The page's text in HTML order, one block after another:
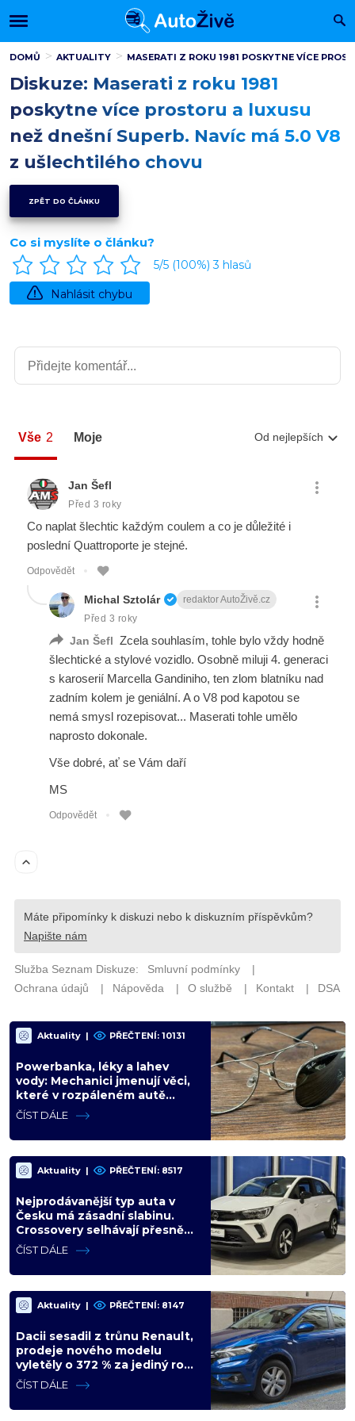
DOMŮ AKTUALITY MASERATI Z ROKU 1981 POSKYTNE VÍCE
Diskuze: Maserati z roku 1981
poskytne více prostoru a luxusu
než dnešní Superb. Navíc má 5.0 V8
z ušlechtilého chovu
ZPĚT DO ČLÁNKU
Co si myslíte o článku?
5/5 (100%)3 hlasů
Nahlásit chybu
Aktuality | PŘEČTENÍ: 10131
Powerbanka, léky a lahev
vody: Mechanici jmenují věci,
které v rozpáleném autě
nemají co dělat. Hrozí i požár
ČÍST DÁLE
Aktuality | PŘEČTENÍ: 8517
Nejprodávanější typ auta v
Česku má zásadní slabinu.
Crossovery selhávají přesně
tam, kde mají být nejsilnější
ČÍST DÁLE
Aktuality | PŘEČTENÍ: 8147
Dacii sesadil z trůnu Renault,
prodeje nového modelu
vyletěly o 372 % za jediný rok.
Češi ale jedou svojí pohádku
ČÍST DÁLE